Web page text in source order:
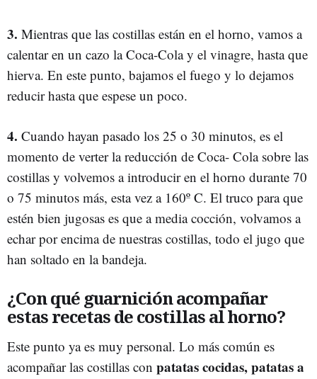
3. Mientras que las costillas están en el horno, vamos a
calentar en un cazo la Coca-Cola y el vinagre, hasta que
hierva. En este punto, bajamos el fuego y lo dejamos
reducir hasta que espese un poco.
4. Cuando hayan pasado los 25 o 30 minutos, es el
momento de verter la reducción de Coca- Cola sobre las
costillas y volvemos a introducir en el horno durante 70
o 75 minutos más, esta vez a 160º C. El truco para que
estén bien jugosas es que a media cocción, volvamos a
echar por encima de nuestras costillas, todo el jugo que
han soltado en la bandeja.
¿Con qué guarnición acompañar
estas recetas de costillas al horno?
Este punto ya es muy personal. Lo más común es
acompañar las costillas con patatas cocidas, patatas a